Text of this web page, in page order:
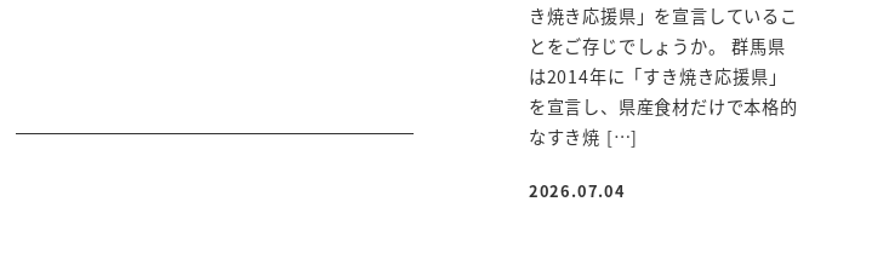
き焼き応援県」を宣言しているこ
とをご存じでしょうか。 群馬県
は2014年に「すき焼き応援県」
を宣言し、県産食材だけで本格的
なすき焼 […]
投稿日
2026.07.04